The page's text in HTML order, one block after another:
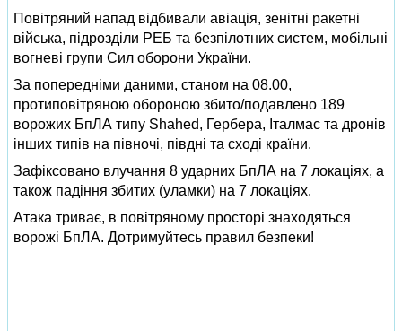
Повітряний напад відбивали авіація, зенітні ракетні
війська, підрозділи РЕБ та безпілотних систем, мобільні
вогневі групи Сил оборони України.
За попередніми даними, станом на 08.00,
протиповітряною обороною збито/подавлено 189
ворожих БпЛА типу Shahed, Гербера, Італмас та дронів
інших типів на півночі, півдні та сході країни.
Зафіксовано влучання 8 ударних БпЛА на 7 локаціях, а
також падіння збитих (уламки) на 7 локаціях.
Атака триває, в повітряному просторі знаходяться
ворожі БпЛА. Дотримуйтесь правил безпеки!